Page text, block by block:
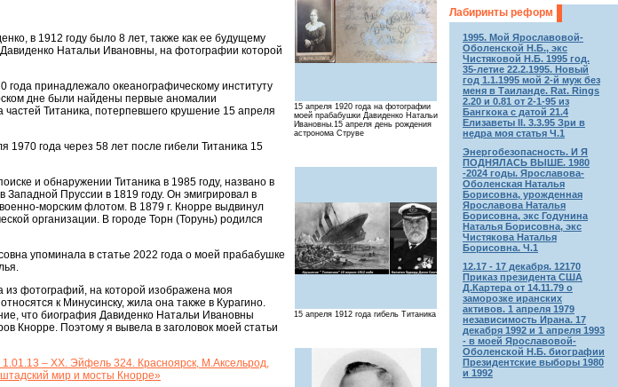
15 апреля 1920 года на фотографии
моей прабабушки Давиденко Натальи
Ивановны.15 апреля день рождения
астронома Струве
15 апреля 1912 года гибель Титаника
в 1912 году было 8 лет, также как ее будущему
Натальи Ивановны, на фотографии которой
принадлежало океанографическому институту
дне были найдены первые аномалии
Титаника, потерпевшего крушение 15 апреля
года через 58 лет после гибели Титаника 15
и обнаружении Титаника в 1985 году, названо в
Пруссии в 1819 году. Он эмигрировал в
морским флотом. В 1879 г. Кнорре выдвинул
организации. В городе Торн (Торунь) родился
упоминала в статье 2022 года о моей прабабушке
фотографий, на которой изображена моя
к Минусинску, жила она также в Курагино.
что биография Давиденко Натальи Ивановны
Кнорре. Поэтому я вывела в заголовок моей статьи
– XX. Эйфель 324. Красноярск, М.Аксельрод,
мир и мосты Кнорре»
Лабиринты реформ
1995. Мой Ярославовой-
Оболенской Н.Б., экс
Чистяковой Н.Б. 1995 год.
35-летие 22.2.1995. Новый
год 1.1.1995 мой 2-й муж без
меня в Таиланде. Rat. Rings
2.20 и 0.81 от 2-1-95 из
Бангкока с датой 21.4
Елизаветы II. 3.3.95 Зри в
недра моя статья Ч.1
Энергобезопасность. И Я
ПОДНЯЛАСЬ ВЫШЕ. 1980
-2024 годы. Ярославова-
Оболенская Наталья
Борисовна, урожденная
Ярославова Наталья
Борисовна, экс Годунина
Наталья Борисовна, экс
Чистякова Наталья
Борисовна. Ч.1
12.17 - 17 декабря. 12170
Приказ президента США
Д.Картера от 14.11.79 о
заморозке иранских
активов. 1 апреля 1979
независимость Ирана. 17
декабря 1992 и 1 апреля 1993
- в моей Ярославовой-
Оболенской Н.Б. биографии
Президентские выборы 1980
и 1992